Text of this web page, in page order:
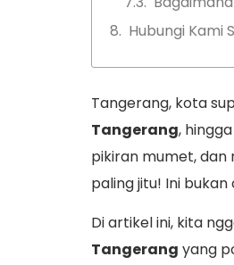
Hubungi Kami
Tangerang, kota
Tangerang,
pikiran mumet, dan
paling jitu! Ini bukan
Di artikel ini, kita
Tangerang yang